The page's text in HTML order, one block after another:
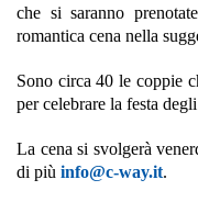
che si saranno
romantica cena nella
Sono circa 40 le coppie
per celebrare la festa
La cena si svolgerà
di più info@c-way.it.